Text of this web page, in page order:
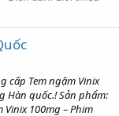
cấp Tem ngậm Vinix
Hàn quốc.! Sản phẩm:
Vinix 100mg – Phim